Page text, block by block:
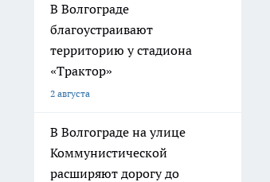
В Волгограде
благоустраивают
территорию у стадиона
«Трактор»
2 августа
В Волгограде на улице
Коммунистической
расширяют дорогу до